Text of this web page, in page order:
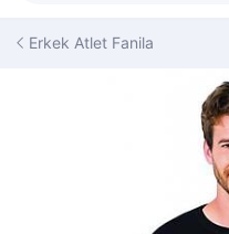
Erkek Atlet Fanila